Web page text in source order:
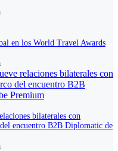
en los World Travel Awards
bilaterales con
encuentro B2B Diplomatic de